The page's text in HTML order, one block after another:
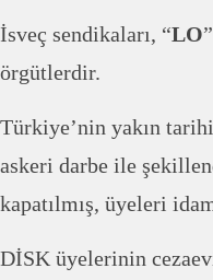
İsveç sendikaları, “LO
örgütlerdir.
Türkiye’nin yakın
askeri darbe ile
kapatılmış, üyeleri
DİSK üyelerinin